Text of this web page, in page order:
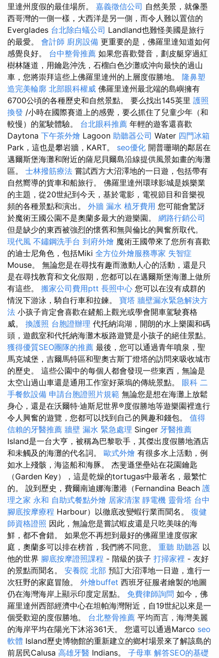
里達州度假的最佳場所。 嘉義徵信公司 自然美景，就像墨
西哥灣的一側一樣，大西洋是另一側，而令人難以置信的
Everglades 台北除白蟻公司 Landland也難怪美國是旅行
的最愛。 會計師 廚房設備 更重要的是，佛羅里達知道如何
感覺良好。 台中整骨推薦 如果您喜歡聲音，劃皮艇穿過紅
樹林隧道，用鑰匙沖洗，石榴白色沙灘或沖向最快的過山
車，您將崇拜這些上佛羅里達州的上層度假勝地。 隆鼻塑
造完美輪廓 北部眼科權威 佛羅里達州最北端的島嶼擁有
6700公頃的各種歷史和自然景點。 要么找出145英里 護照
換發 /小時在國際賽道上的感覺，要么抓住了兒童少年（和
較慢）的駕駛體驗。 台北眼科推薦 年輕的遊客還喜歡
Daytona 下午茶外燴 Lagoon 助聽器公司 Water 四門冰箱
Park，這也是攀岩牆，KART。 seo優化 開普珊瑚的鄰居在
邁爾斯堡海灘和附近的薩尼貝爾島沿線提供風景如畫的海灘
區。 士林撥筋療法 嘗試西方大沼澤地的一日遊，包括帶有
自然嚮導的貨車和船旅行。 佛羅里達州環球影城是娛樂業
的主題，從20世紀到今天，基於電影，電視節目和音樂視
頻的各種景點和演出。 外牆 漏水 植牙費用 您可能會驚訝
於魔術王國公園不是奧蘭多最大的遊樂園。 網路行銷公司
但是缺少的東西被強烈的懷舊和無與倫比的興奮所取代。
現代風 不鏽鋼洗手台 到府外燴 魔術王國帶來了您所有喜歡
的迪士尼角色，包括Miki 全方位外燴服務專家 失智症
Mouse。 無論您是在尋找有趣而激動人心的活動，還是只
是在尋找教育和文化假期，您都可以在邁爾斯堡海灘上做所
有這些。 搬家公司費用ptt 長照中心 您可以在沒有成群的
情況下游泳，騎自行車和拉鍊。 寶塔 牆壁漏水緊急解決方
法 小孩子肯定會喜歡在鏟船上觀光或學會開車駕駛賽格
威。 換護照 台胞證辦理 代托納潟湖，開朗的水上樂園和碼
頭，遊戲室和代托納海灘木板路遊覽是小孩子的絕佳景點。
獲得優質SEO團隊的推薦 最後，您可以通過青年噴泉，聖
馬克城堡，吉爾馬特區和聖奧古斯丁燈塔的訪問來吸收城市
的歷史。 這些公園中的每個人都會發現一些東西，無論是
太空山過山車還是通用工作室好萊塢的傳統景點。 眼科 二
手餐飲設備 申請台胞證照片規範 無論您是想在海灘上放鬆
身心，還是在沃爾特·迪斯尼世界®度假勝地等遊樂園裡進行
令人興奮的遊覽，您都可以找到自己的興趣和錢包。 值得
信賴的牙醫推薦 牆壁 漏水 緊急處理 Singer 牙醫推薦
Island是一台大亨，被稱為巴黎歌手，其傑出度假勝地酒店
和未觸及的海灘的代名詞。 歐式外燴 有很多水上活動，例
如水上殘骸，海盜船和海豚。 杰斐遜堡壘站在花園鑰匙
（Garden Key），這是乾燥的tortugas中最著名，最繁忙
的。 說到歷史，費爾南迪娜海灘港（Fernandina Beach 護
理之家 永和 自助式餐點外燴 居家清潔 靜電機 靈骨塔 台中
腳底按摩療程 Harbour）以徹底改變蝦行業而聞名。 復健
師資格證照 因此，無論您是嘗試蝦皮還是只吃美味的海
鮮，都不會錯。 如果您不再想到最好的佛羅里達度假家
庭，奧蘭多可以排在榜首，我們將不同意。 重聽 助聽器 以
他的世界 腳底按摩證照課程 - 階級的孩子 打掃家裡 - 友好
的景點而聞名。 安養院 北部 預訂大沼澤地一日遊，進行一
次狂野的家庭冒險。 外燴buffet 西班牙征服者繪製的地圖
仍在海灣海岸上顯示印度定居點。 免費律師詢問 如今，佛
羅里達州西部經濟中心在坦帕海灣附近，自19世紀以來是一
個受歡迎的度假勝地。 台北整骨推薦 平均而言，海灣美麗
的海岸平均在陽光下沐浴361天。 您還可以通過Marco seo
軟體 Island歷史博物館的重新建立的鄉村場景來了解該島的
前居民Calusa 高雄牙醫 Indians。 子母車 解答SEO的基礎